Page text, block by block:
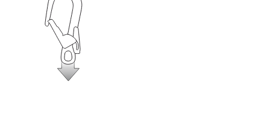
Maîtriser ces techniques nécessite une
formation et un entraînement spécifique. Validez
avec un professionnel votre capacité à refaire
la manipulation, seul, en toute sécurité, avant
de la reproduire en autonomie.
Nous donnons des exemples de techniques
liées à votre activité. Il peut en exister d’autres